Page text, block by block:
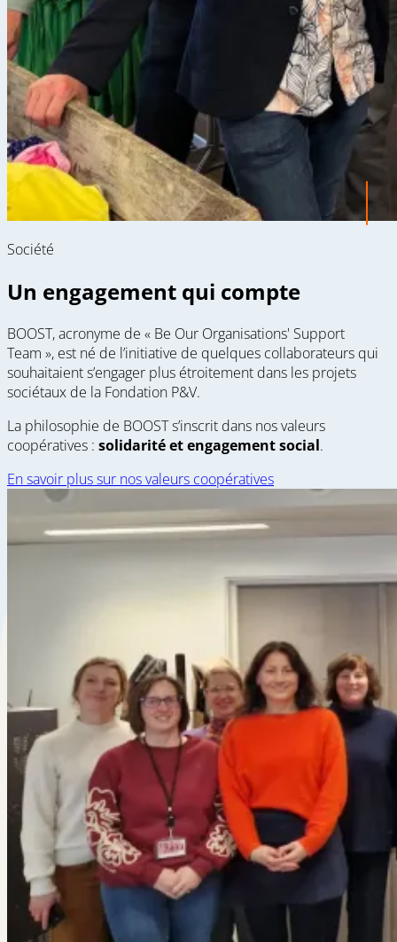
Société
Un engagement qui compte
BOOST, acronyme de « Be Our Organisations' Support
Team », est né de l’initiative de quelques collaborateurs qui
souhaitaient s’engager plus étroitement dans les projets
sociétaux de la Fondation P&V.
La philosophie de BOOST s’inscrit dans nos valeurs
coopératives : solidarité et engagement social.
En savoir plus sur nos valeurs coopératives